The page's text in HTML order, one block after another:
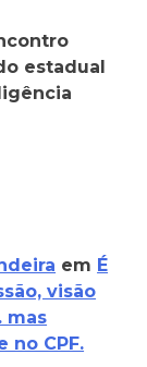
estadual
em É
visão
mas
no CPF.